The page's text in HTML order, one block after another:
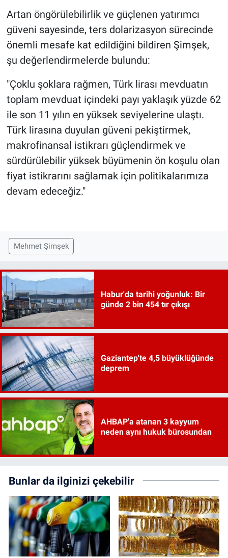
Artan öngörülebilirlik ve güçlenen yatırımcı
güveni sayesinde, ters dolarizasyon sürecinde
önemli mesafe kat edildiğini bildiren Şimşek,
şu değerlendirmelerde bulundu:
"Çoklu şoklara rağmen, Türk lirası mevduatın
toplam mevduat içindeki payı yaklaşık yüzde 62
ile son 11 yılın en yüksek seviyelerine ulaştı.
Türk lirasına duyulan güveni pekiştirmek,
makrofinansal istikrarı güçlendirmek ve
sürdürülebilir yüksek büyümenin ön koşulu olan
fiyat istikrarını sağlamak için politikalarımıza
devam edeceğiz."
Mehmet Şimşek
Habur'da tarihi yoğunluk: Bir
günde 2 bin 454 tır çıkışı
Gaziantep'te 4,5 büyüklüğünde
deprem
AHBAP'a atanan 3 kayyum
neden aynı hukuk bürosundan
Bunlar da ilginizi çekebilir